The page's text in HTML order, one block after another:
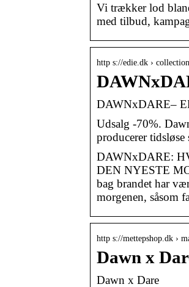
Vi trækker lod
med tilbud,
http s://edie.dk ›
DAWNxDARE–
Udsalg -70%.
producerer tidsløse
DAWNxDARE:
DEN NYESTE
bag brandet har
morgenen, såsom
http s://mettepshop.dk ›
Dawn x
Dawn x Dare